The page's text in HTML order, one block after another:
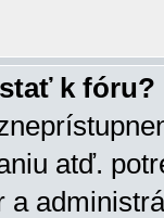
k fóru?
atď.